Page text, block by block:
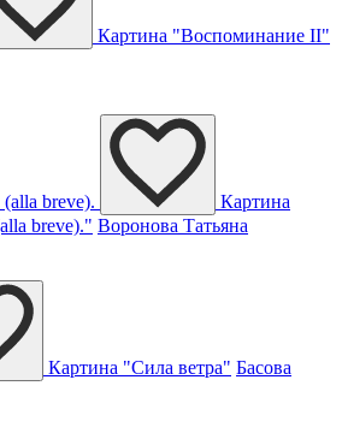
Картина "Воспоминание II"
Картина
breve)." Воронова Татьяна
Картина "Сила ветра" Басова